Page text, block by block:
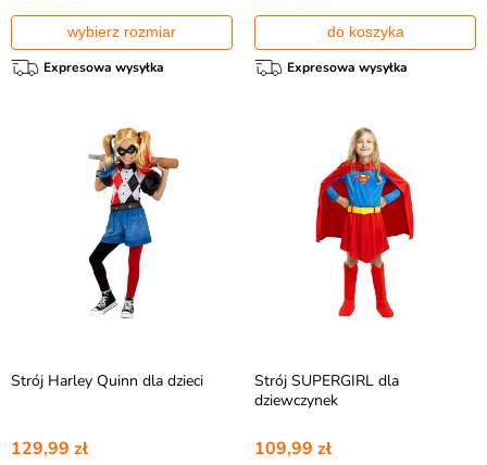
wybierz rozmiar
Expresowa wysyłka
do koszyka
Expresowa wysyłka
Strój Harley Quinn dla dzieci
129,99 zł
Strój SUPERGIRL dla
dziewczynek
109,99 zł